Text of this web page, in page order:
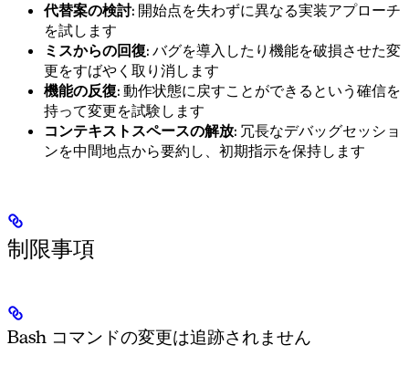
代替案の検討: 開始点を失わずに異なる実装アプローチ
を試します
ミスからの回復: バグを導入したり機能を破損させた変
更をすばやく取り消します
機能の反復: 動作状態に戻すことができるという確信を
持って変更を試験します
コンテキストスペースの解放: 冗長なデバッグセッショ
ンを中間地点から要約し、初期指示を保持します
制限事項
Bash コマンドの変更は追跡されません